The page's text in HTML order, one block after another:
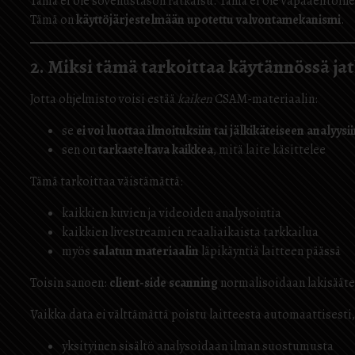
Tämä onkäyttöjärjestelmään upotettu valvontamekanismi.
2. Miksi tämä tarkoittaa käytännössä
Jotta ohjelmisto voisi estää kaikenCSAM-materiaalin:
se ei voi luottaa ilmoituksiin tai jälkikäteiseen
sen ontarkasteltava kaikkea, mitä laite käsittelee
Tämä tarkoittaa väistämättä:
kaikkien kuvien ja videoiden analysointia
kaikkien livestreamien reaaliaikaista tarkkailua
myös salatun materiaalin läpikäyntiä laitteen päässä
Toisin sanoen: client-side scanning normalisoidaan
Vaikka data ei välttämättä poistu laitteesta
yksityinen sisältö analysoidaan ilman suostumusta